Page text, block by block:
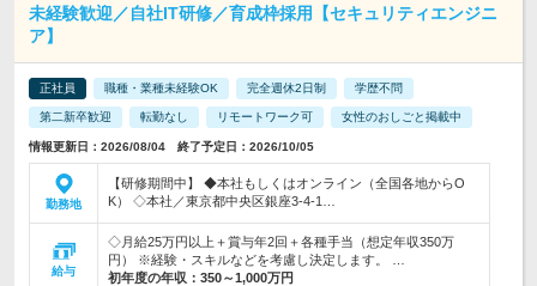
未経験歓迎／自社IT研修／育成枠採用【セキュリティエンジニ
ア】
正社員 職種・業種未経験OK 完全週休2日制 学歴不問
第二新卒歓迎 転勤なし リモートワーク可 女性のおしごと掲載中
情報更新日：2026/08/04 終了予定日：2026/10/05
勤務地
【研修期間中】 ◆本社もしくはオンライン（全国各地からO
K） ◇本社／東京都中央区銀座3-4-1…
給与
◇月給25万円以上＋賞与年2回＋各種手当（想定年収350万
円） ※経験・スキルなどを考慮し決定します。 …
初年度の年収： 350～1,000万円